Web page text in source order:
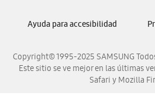
Samsung
Copyright© 1995-2025 SAMSUNG
Este sitio se ve mejor en las últimas
Safari y Mozilla
Ayuda para accesibilidad